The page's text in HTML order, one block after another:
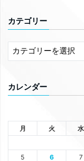
カテゴリー
カレンダー
月 火 水
5
6 7